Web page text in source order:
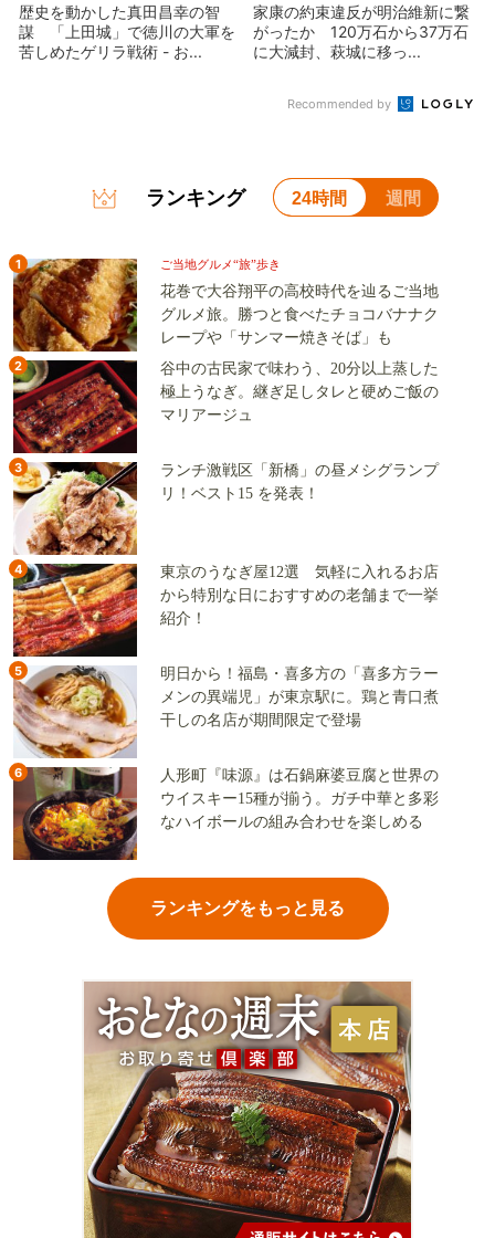
歴史を動かした真田昌幸の智
謀 「上田城」で徳川の大軍を
苦しめたゲリラ戦術 - お...
家康の約束違反が明治維新に繋
がったか 120万石から37万石
に大減封、萩城に移っ...
Recommended by
ランキング 24時間 週間
1 ご当地グルメ“旅”歩き
花巻で大谷翔平の高校時代を辿るご当地
グルメ旅。勝つと食べたチョコバナナク
レープや「サンマー焼きそば」も
2
谷中の古民家で味わう、20分以上蒸した
極上うなぎ。継ぎ足しタレと硬めご飯の
マリアージュ
3
ランチ激戦区「新橋」の昼メシグランプ
リ！ベスト15 を発表！
4
東京のうなぎ屋12選 気軽に入れるお店
から特別な日におすすめの老舗まで一挙
紹介！
5
明日から！福島・喜多方の「喜多方ラー
メンの異端児」が東京駅に。鶏と青口煮
干しの名店が期間限定で登場
6
人形町『味源』は石鍋麻婆豆腐と世界の
ウイスキー15種が揃う。ガチ中華と多彩
なハイボールの組み合わせを楽しめる
ランキングをもっと見る